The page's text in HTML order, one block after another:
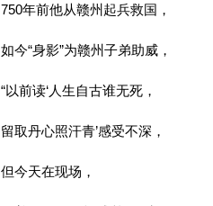
750年前他从赣州起兵救国，
如今“身影”为赣州子弟助威，
“以前读‘人生自古谁无死，
留取丹心照汗青’感受不深，
但今天在现场，